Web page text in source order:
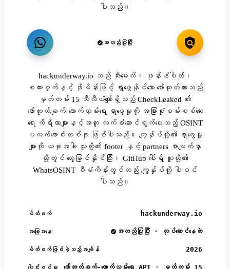
ပါသည်။
အတည်ပြုပြီး
hackunderway.io သည် အီးမေးလ်၊ ဖုန်းနံပါတ်၊
စကားဝှက်နှင့် ဒိုမိန်းဖြင့် ရှာဖွေနိုင်သော ဖော်ထုတ်ထားသည့်
မှတ်တမ်း 15 ဘီလီယံကျော်ရှိသည့် CheckLeaked ၏
ဖော်ထုတ်ချက်-ထောက်လှမ်းရေး ရှာဖွေမှုကို အခြားစုံစမ်းစစ်ဆေး
ရေး ကိရိယာများနှင့်အတူ လက်ခံဆောင်ရွက်ပေးသည့် OSINT
ပလက်ဖောင်းတစ်ခု ဖြစ်ပါသည်။ ကျွန်ုပ်တို့၏ ရှာဖွေမှု
များကို ယခုအခါ သူတို့၏ footer နှင့် partners စာမျက်နှာ
တို့တွင် တွေ့မြင်နိုင်ပြီး၊ GitHub ပေါ်ရှိ သူတို့၏
WhatsOSINT စီမံကိန်းတွင်လည်း ကျွန်ုပ်တို့ ပါဝင်
ပါသည်။
မိတ်ဖက် hackunderway.io
အခြေအနေ အတည်ပြုပြီး · လုပ်ဆောင်နေဆဲ
မိတ်ဖက်ဖြစ်ခဲ့သည့်အချိန် 2026
ဖော်ထုတ်ချက်-ထောက်လှမ်းရေး API · မှတ်တမ်း 15